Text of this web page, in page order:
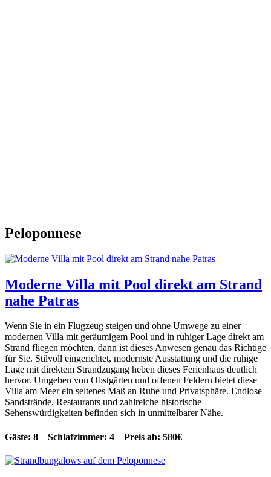
Peloponnese
Moderne Villa mit Pool direkt am Strand
nahe Patras
Wenn Sie in ein Flugzeug steigen und ohne Umwege zu einer
modernen Villa mit geräumigem Pool und in ruhiger Lage direkt am
Strand fliegen möchten, dann ist dieses Anwesen genau das Richtige
für Sie. Stilvoll eingerichtet, modernste Ausstattung und die ruhige
Lage mit direktem Strandzugang heben dieses Ferienhaus deutlich
hervor. Umgeben von Obstgärten und offenen Feldern bietet diese
Villa am Meer ein seltenes Maß an Ruhe und Privatsphäre. Endlose
Sandstrände, Restaurants und zahlreiche historische
Sehenswürdigkeiten befinden sich in unmittelbarer Nähe.
Gäste: 8 Schlafzimmer: 4 Preis ab: 580€